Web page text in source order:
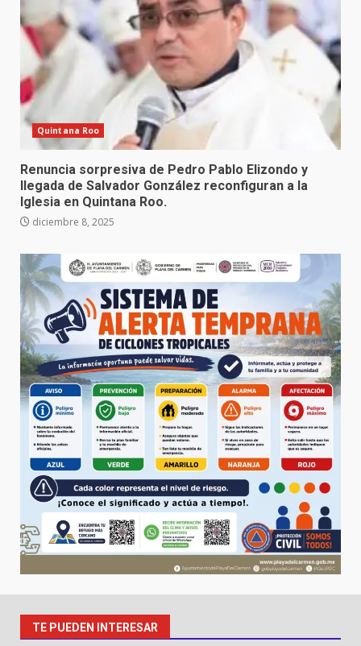
Quintana Roo
Renuncia sorpresiva de Pedro Pablo Elizondo y
llegada de Salvador González reconfiguran a la
Iglesia en Quintana Roo.
diciembre 8, 2025
TE PUEDEN INTERESAR